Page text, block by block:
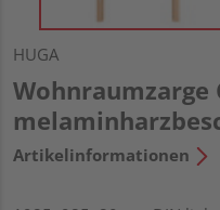
HUGA
Wohnraumzarge
Artikelinformationen